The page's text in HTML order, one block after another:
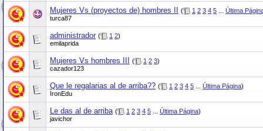
Mujeres Vs (proyectos de) hombres II ( 1 2 3 4 5
Última
turca87
administrador ( 1 2)
emilaprida
Mujeres Vs hombres III ( 1 2 3)
cazador123
Que le regalarias al de arriba?? ( 1 2 3 4 5 Última Página)
IronEdu
Le das al de arriba ( 1 2 3 4 5 Última Página)
javichor